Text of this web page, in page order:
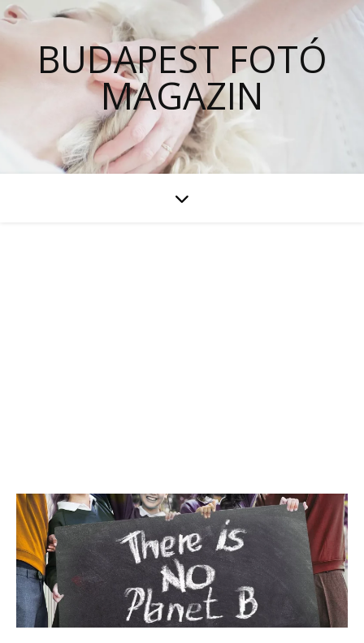
BUDAPEST FOTÓ
MAGAZIN